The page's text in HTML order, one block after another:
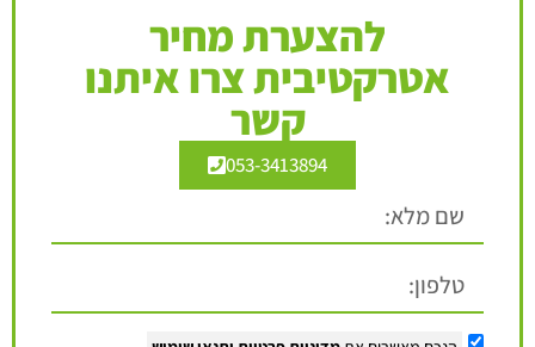
להצערת מחיר
אטרקטיבית צרו איתנו
קשר
053-3413894